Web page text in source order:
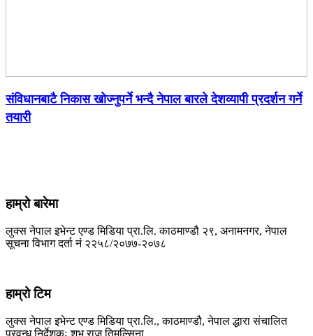
संविधानबाटै निकास खोज्नुपर्ने भन्दै नेपाल बारले देशव्यापी प्रदर्शन गर्ने
तयारी
हाम्रो बारेमा
लुक्स नेपाल इभेन्ट एण्ड मिडिया प्रा.लि. काठमाण्डौ २९, अनामनगर, नेपाल
सूचना विभाग दर्ता नं २२५८/२०७७-२०७८
हाम्रो टिम
लुक्स नेपाल इभेन्ट एण्ड मिडिया प्रा.लि., काठमाण्डौ, नेपाल द्धारा संचालित
प्रवन्ध निर्देशकः शुभ राज तिमल्सिना